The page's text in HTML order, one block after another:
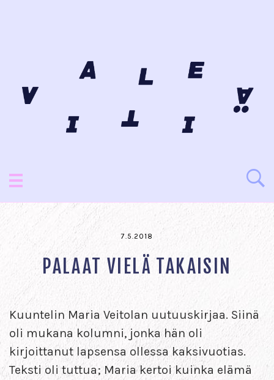
7.5.2018
PALAAT VIELÄ TAKAISIN
Kuuntelin Maria Veitolan uutuuskirjaa. Siinä
oli mukana kolumni, jonka hän oli
kirjoittanut lapsensa ollessa kaksivuotias.
Teksti oli tuttua; Maria kertoi kuinka elämä